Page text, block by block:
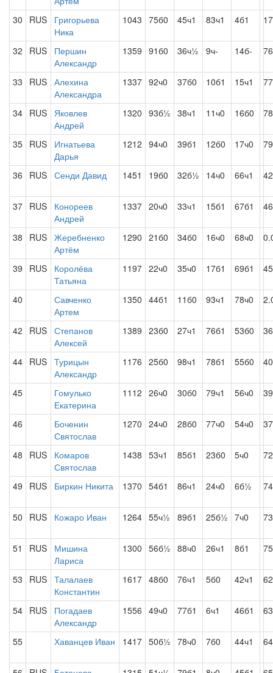
30 RUS
Григорьева
Ника
1043 75б0 45ч1 83ч1 4б1
32 RUS
Першин
Александр
1359 91б0 36ч½ 9ч- 14б-
33 RUS Алехина
Александра
1337 92ч0 37б0 10б1 15ч1
34 RUS
Яковлев
Андрей
1320 93б½ 38ч1 11ч0 16б0
35 RUS
Игнатьева
Дарья
1212 94ч0 39б1 12б0 17ч0
36 RUS Сенди Давид 1451 19б0 32б½ 14ч0 66ч1
37 RUS
Конореев
Андрей
1337 20ч0 33ч1 15б1 67б1
38 RUS Жеребненко
Артём
1290 21б0 34б0 16ч0 68ч0
39 RUS
Королёва
Татьяна
1197 22ч0 35ч0 17б1 69б1
40
Савченко
Артем
1350 44б1 11б0 93ч1 78ч0
42 RUS Степанов
Алексей
1389 23б0 27ч1 76б1 53б0
44 RUS Турицын
Александр
1176 25б0 98ч1 78б1 55б0
45
Гомулько
Екатерина
1112 26ч0 30б0 79ч1 56ч0
46
Боченин
Святослав
1270 24ч0 28б0 77ч0 54ч0
48 RUS
Комаров
Святослав
1438 53ч1 85б1 23б0 5ч0
49 RUS Биркин Никита 1370 54б1 86ч1 24ч0 6б½
50 RUS Кожаро Иван 1264 55ч½ 89б1 25б½ 7ч0
51 RUS
Мишина
Лариса
1300 56б½ 88ч0 26ч1 8б1
53 RUS Талалаев
Константин
1617 48б0 76ч1 5б0 42ч1
54 RUS
Погадаев
Александр
1556 49ч0 77б1 6ч1 46б1
55 Хаванцев Иван 1417 50б½ 78ч0 7б0 44ч1